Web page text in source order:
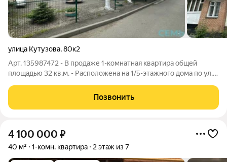
улица Кутузова,80к2
Арт. 135987472 - В продаже 1-комнатная квартира общей
площадью 32 кв.м. - Расположена на 1/5-этажного дома по ул.
лоджия, не входящая в квадратуру. - В квартире произведен
старый косметический
Позвонить
4 100 000 ₽
40 м² 1-комн. квартира 2 этаж из 7